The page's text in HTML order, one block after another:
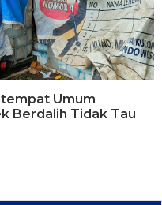
Umum
Berdalih Tidak Tau